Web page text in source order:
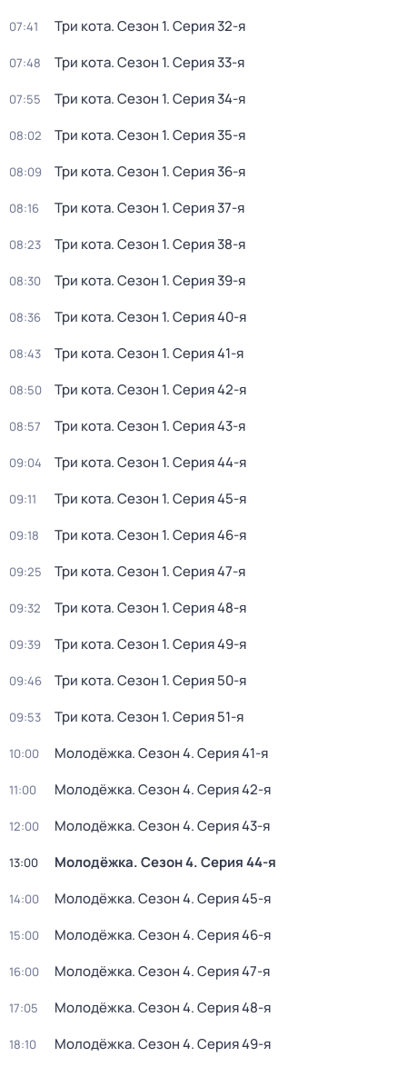
07:41 Три кота. Сезон 1. Серия 32-я
07:48 Три кота. Сезон 1. Серия 33-я
07:55 Три кота. Сезон 1. Серия 34-я
08:02 Три кота. Сезон 1. Серия 35-я
08:09 Три кота. Сезон 1. Серия 36-я
08:16 Три кота. Сезон 1. Серия 37-я
08:23 Три кота. Сезон 1. Серия 38-я
08:30 Три кота. Сезон 1. Серия 39-я
08:36 Три кота. Сезон 1. Серия 40-я
08:43 Три кота. Сезон 1. Серия 41-я
08:50 Три кота. Сезон 1. Серия 42-я
08:57 Три кота. Сезон 1. Серия 43-я
09:04 Три кота. Сезон 1. Серия 44-я
09:11 Три кота. Сезон 1. Серия 45-я
09:18 Три кота. Сезон 1. Серия 46-я
09:25 Три кота. Сезон 1. Серия 47-я
09:32 Три кота. Сезон 1. Серия 48-я
09:39 Три кота. Сезон 1. Серия 49-я
09:46 Три кота. Сезон 1. Серия 50-я
09:53 Три кота. Сезон 1. Серия 51-я
10:00 Молодёжка. Сезон 4. Серия 41-я
11:00 Молодёжка. Сезон 4. Серия 42-я
12:00 Молодёжка. Сезон 4. Серия 43-я
13:00 Молодёжка. Сезон 4. Серия 44-я
14:00 Молодёжка. Сезон 4. Серия 45-я
15:00 Молодёжка. Сезон 4. Серия 46-я
16:00 Молодёжка. Сезон 4. Серия 47-я
17:05 Молодёжка. Сезон 4. Серия 48-я
18:10 Молодёжка. Сезон 4. Серия 49-я